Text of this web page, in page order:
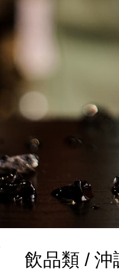
飲品類 / 沖